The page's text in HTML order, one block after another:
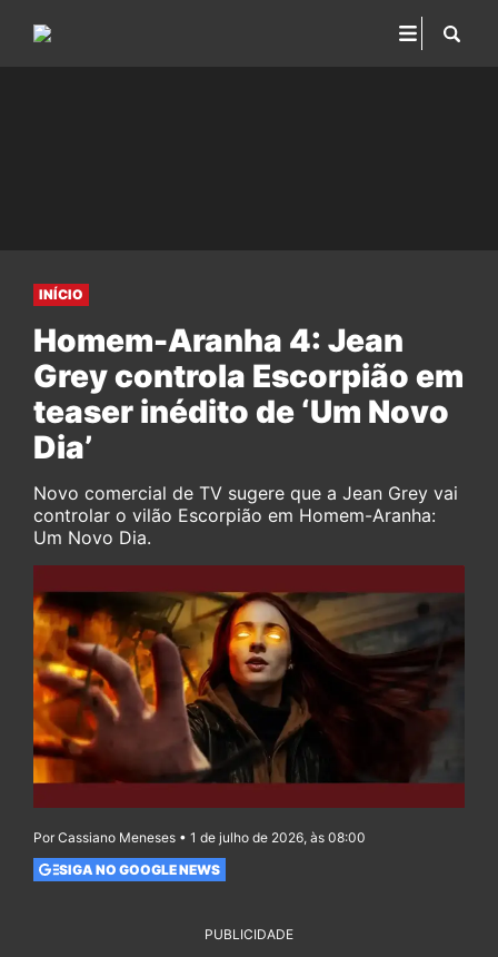
INÍCIO
Homem-Aranha 4: Jean
Grey controla Escorpião em
teaser inédito de ‘Um Novo
Dia’
Novo comercial de TV sugere que a Jean Grey vai
controlar o vilão Escorpião em Homem-Aranha:
Um Novo Dia.
Por Cassiano Meneses • 1 de julho de 2026, às 08:00
SIGA NO GOOGLE NEWS
PUBLICIDADE